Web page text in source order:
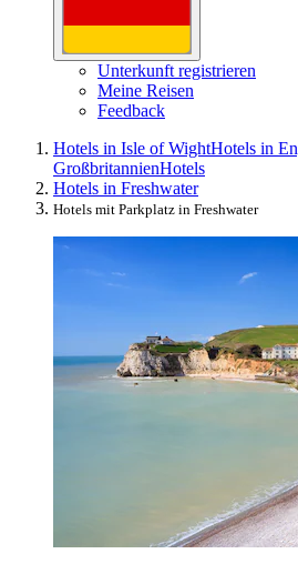
Unterkunft registrieren
Meine Reisen
Feedback
Hotels in Isle of WightHotels in
GroßbritannienHotels
Hotels in Freshwater
Hotels mit Parkplatz in Freshwater